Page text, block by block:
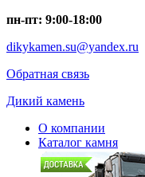
пн-пт: 9:00-18:00
dikykamen.su@yandex.ru
Обратная связь
Дикий камень
О компании
Каталог камня